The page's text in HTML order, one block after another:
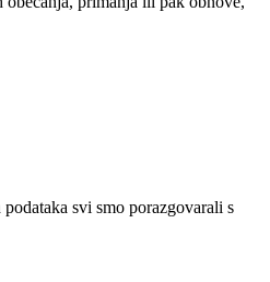
svi smo porazgovarali s